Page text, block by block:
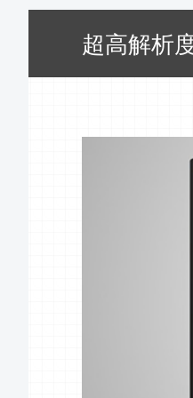
超高解析